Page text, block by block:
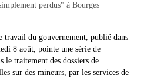
perdus" à Bourges
travail du gouvernement, publié dans
8 août, pointe une série de
le traitement des dossiers de
sur des mineurs, par les services de